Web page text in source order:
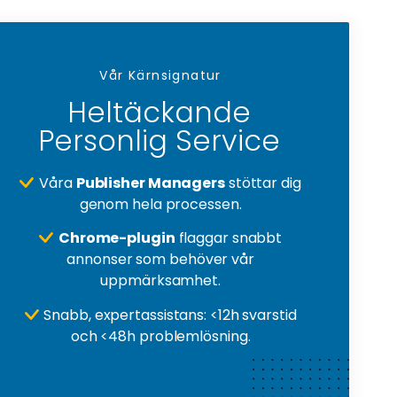
Vår Kärnsignatur
Heltäckande
Personlig Service
Våra Publisher Managersstöttar dig
genom hela processen.
Chrome-plugin flaggar snabbt
annonser som behöver vår
uppmärksamhet.
Snabb, expertassistans: <12h svarstid
och <48h problemlösning.